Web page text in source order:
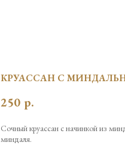
КРУАССАН С
250 р.
Сочный круассан с начинкой из
миндаля.